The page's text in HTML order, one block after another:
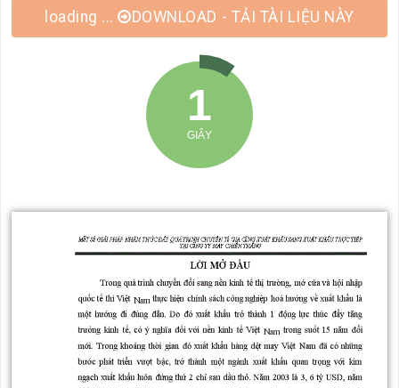
DOWNLOAD - TẢI TÀI LIỆU NÀY